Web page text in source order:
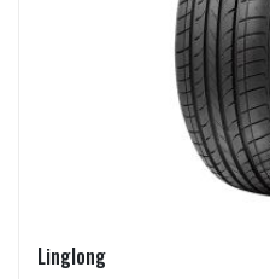
Linglong